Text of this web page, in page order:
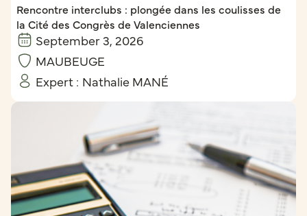
Rencontre interclubs : plongée dans les coulisses de
la Cité des Congrès de Valenciennes
September 3, 2026
MAUBEUGE
Expert : Nathalie MANÉ